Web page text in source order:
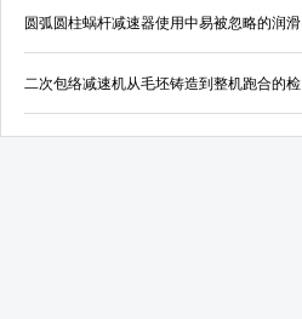
圆弧圆柱蜗杆减速器使用中易被忽略的润滑
二次包络减速机从毛坯铸造到整机跑合的检